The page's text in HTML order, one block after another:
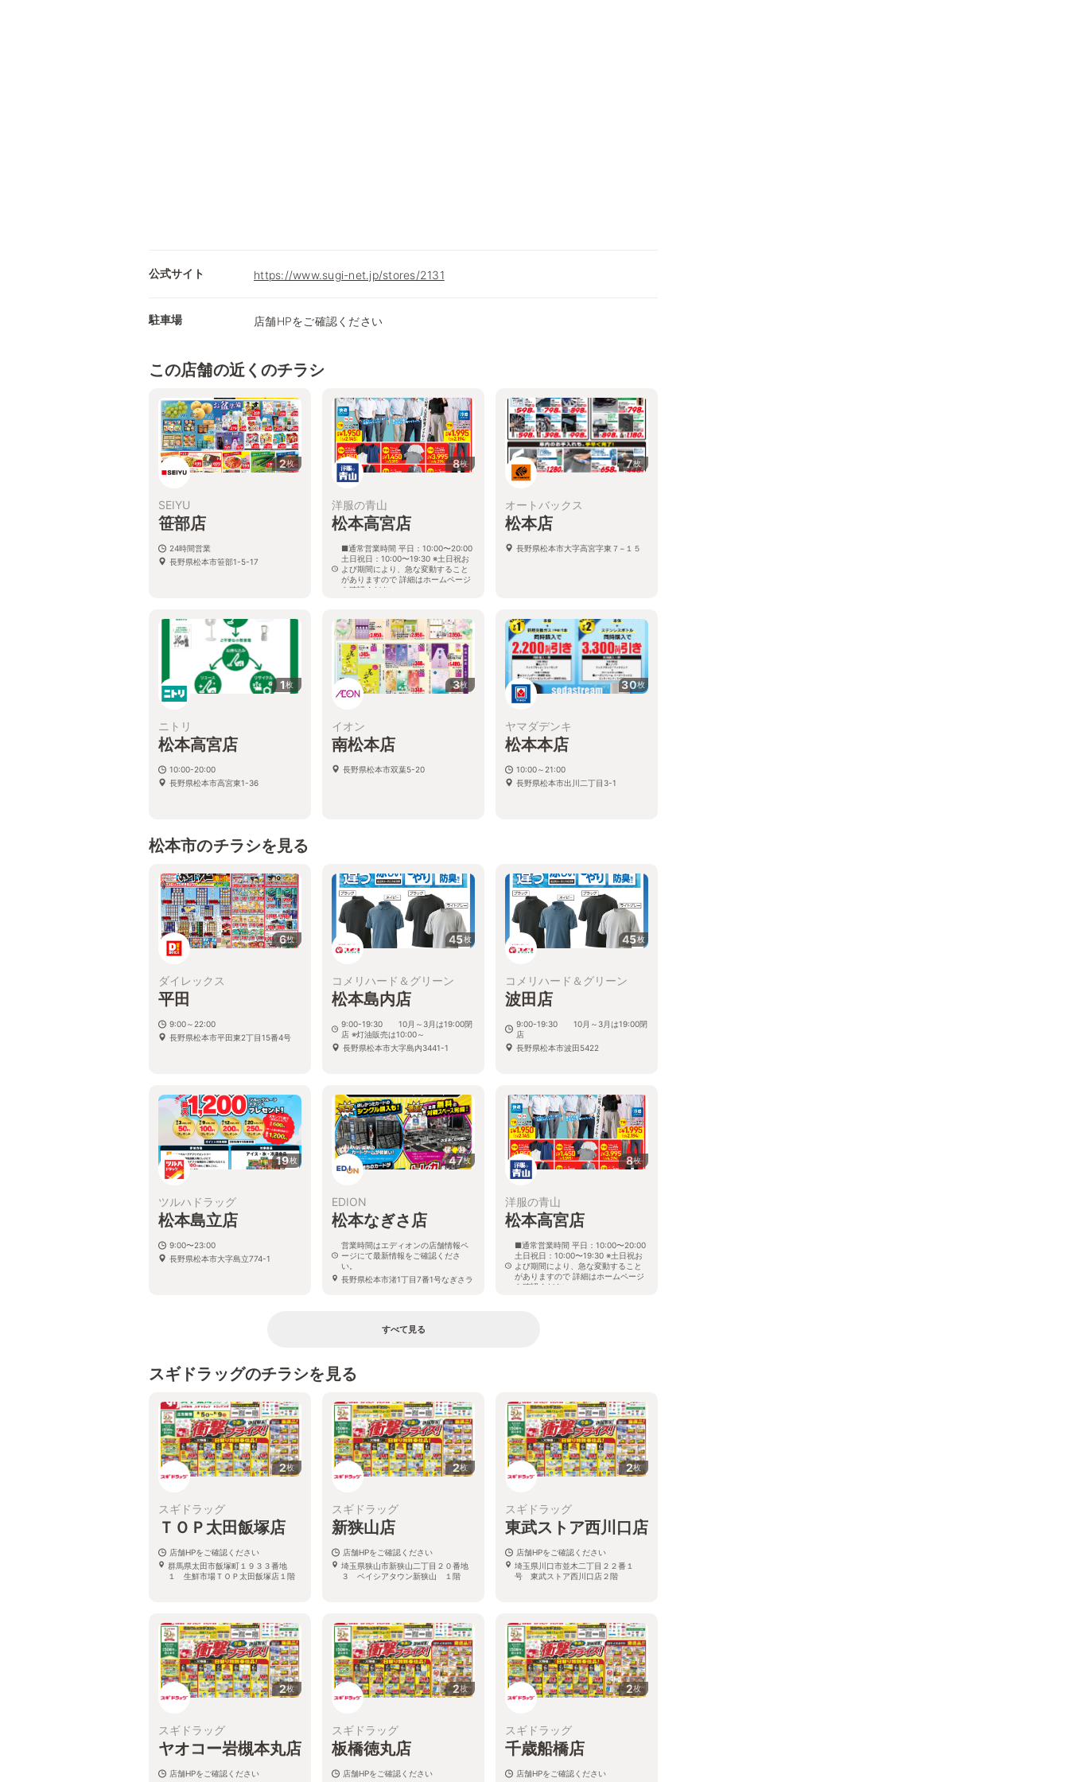
公式サイト https://www.sugi-net.jp/stores/2131
駐車場 店舗HPをご確認ください
この店舗の近くのチラシ
2枚
SEIYU
笹部店
24時間営業
長野県松本市笹部1-5-17
8枚
洋服の青山
松本高宮店
■通常営業時間 平日：10:00〜20:00
土日祝日：10:00〜19:30 ※土日祝お
よび期間により、急な変動すること
がありますので 詳細はホームページ
を確認ください
7枚
オートバックス
松本店
長野県松本市大字高宮字東７−１５
1枚
ニトリ
松本高宮店
10:00-20:00
長野県松本市高宮東1-36
3枚
イオン
南松本店
長野県松本市双葉5-20
30枚
ヤマダデンキ
松本本店
10:00～21:00
長野県松本市出川二丁目3-1
松本市のチラシを見る
6枚
ダイレックス
平田
9:00～22:00
長野県松本市平田東2丁目15番4号
45枚
コメリハード＆グリーン
松本島内店
9:00-19:30 10月～3月は19:00閉
店 ※灯油販売は10:00～
長野県松本市大字島内3441-1
45枚
コメリハード＆グリーン
波田店
9:00-19:30 10月～3月は19:00閉
店
長野県松本市波田5422
19枚
ツルハドラッグ
松本島立店
9:00〜23:00
長野県松本市大字島立774-1
47枚
EDION
松本なぎさ店
営業時間はエディオンの店舗情報ペ
ージにて最新情報をご確認くださ
い。
長野県松本市渚1丁目7番1号なぎさラ
8枚
洋服の青山
松本高宮店
■通常営業時間 平日：10:00〜20:00
土日祝日：10:00〜19:30 ※土日祝お
よび期間により、急な変動すること
がありますので 詳細はホームページ
を確認ください
すべて見る
スギドラッグのチラシを見る
2枚
スギドラッグ
ＴＯＰ太田飯塚店
店舗HPをご確認ください
群馬県太田市飯塚町１９３３番地
１ 生鮮市場ＴＯＰ太田飯塚店１階
2枚
スギドラッグ
新狭山店
店舗HPをご確認ください
埼玉県狭山市新狭山二丁目２０番地
３ ベイシアタウン新狭山 １階
2枚
スギドラッグ
東武ストア西川口店
店舗HPをご確認ください
埼玉県川口市並木二丁目２２番１
号 東武ストア西川口店２階
2枚
スギドラッグ
ヤオコー岩槻本丸店
店舗HPをご確認ください
2枚
スギドラッグ
板橋徳丸店
店舗HPをご確認ください
2枚
スギドラッグ
千歳船橋店
店舗HPをご確認ください